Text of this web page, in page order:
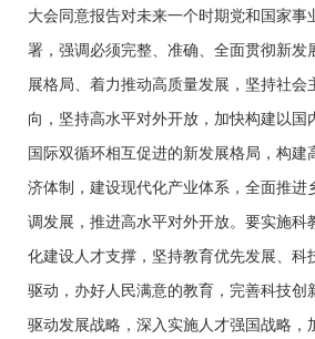
大会同意报告对未来一个时期党和国家事
署，强调必须完整、准确、全面贯彻新发
展格局、着力推动高质量发展，坚持社会
向，坚持高水平对外开放，加快构建以国
国际双循环相互促进的新发展格局，构建
济体制，建设现代化产业体系，全面推进
调发展，推进高水平对外开放。要实施科
化建设人才支撑，坚持教育优先发展、科
驱动，办好人民满意的教育，完善科技创
驱动发展战略，深入实施人才强国战略，